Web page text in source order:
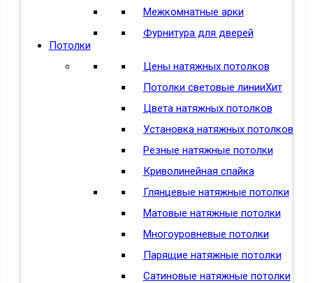
Межкомнатные арки
Фурнитура для дверей
Потолки
Цены натяжных потолков
Потолки световые линииХит
Цвета натяжных потолков
Установка натяжных потолков
Резные натяжные потолки
Криволинейная спайка
Глянцевые натяжные потолки
Матовые натяжные потолки
Многоуровневые потолки
Парящие натяжные потолки
Сатиновые натяжные потолки